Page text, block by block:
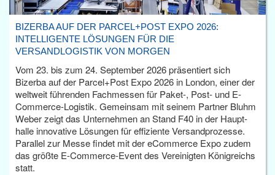
BIZERBA AUF DER PARCEL+POST EXPO 2026:
INTELLIGENTE LÖSUNGEN FÜR DIE
VERSANDLOGISTIK VON MORGEN
Vom 23. bis zum 24. September 2026 präsentiert sich
Bizerba auf der Parcel+Post Expo 2026 in London, einer der
weltweit führenden Fachmessen für Paket-, Post- und E-
Commerce-Logistik. Gemeinsam mit seinem Partner Bluhm
Weber zeigt das Unternehmen an Stand F40 in der Haupt­
halle innovative Lösungen für effiziente Versandprozesse.
Parallel zur Messe findet mit der eCommerce Expo zudem
das größte E-Commerce-Event des Vereinigten Königreichs
statt.